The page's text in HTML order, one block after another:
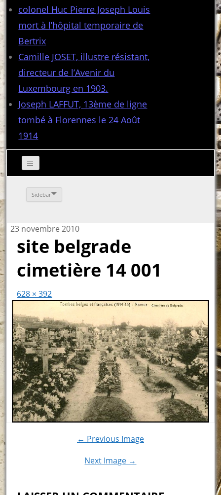
colonel Huc Pierre Joseph Louis
mort à l’hôpital temporaire de
Bertrix
Camille JOSET, illustre résistant,
directeur de l’Avenir du
Luxembourg en 1903.
Joseph LAFFUT, 13ème de ligne
tombé à Florennes le 24 Août
1914
Sidebar
23 novembre 2010
site belgrade
cimetière 14 001
628 × 392
← Previous Image
Next Image →